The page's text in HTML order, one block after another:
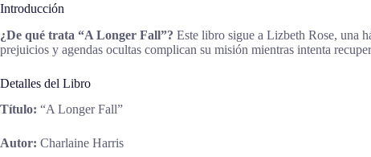
Introducción
¿De qué trata “A Longer Fall”? Este libro sigue a Lizbeth Rose, una
prejuicios y agendas ocultas complican su misión mientras intenta
Detalles del Libro
Título: “A Longer Fall”
Autor: Charlaine Harris